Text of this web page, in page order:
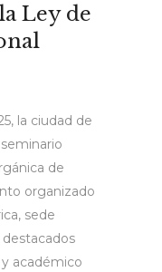
Ley de
la ciudad de
de
organizado
sede
académico